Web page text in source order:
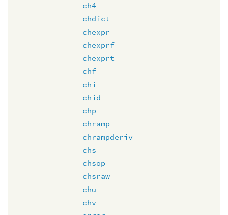
ch4
chdict
chexpr
chexprf
chexprt
chf
chi
chid
chp
chramp
chrampderiv
chs
chsop
chsraw
chu
chv